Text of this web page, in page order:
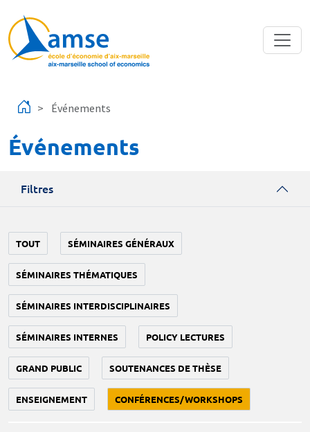
Événements
Événements
Filtres
TOUT SÉMINAIRES GÉNÉRAUX
SÉMINAIRES THÉMATIQUES
SÉMINAIRES INTERDISCIPLINAIRES
SÉMINAIRES INTERNES POLICY LECTURES
GRAND PUBLIC SOUTENANCES DE THÈSE
ENSEIGNEMENT CONFÉRENCES/WORKSHOPS